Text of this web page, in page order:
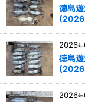
徳島
2026年
徳島
2026年